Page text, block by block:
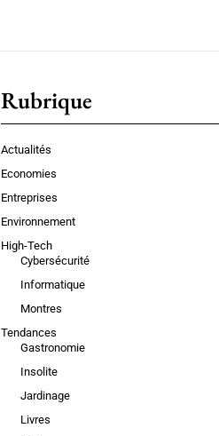
Rubrique
Actualités
Economies
Entreprises
Environnement
High-Tech
Cybersécurité
Informatique
Montres
Tendances
Gastronomie
Insolite
Jardinage
Livres